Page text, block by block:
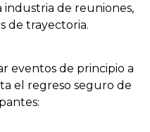
industria de reuniones,
de trayectoria.
eventos de principio a
el regreso seguro de